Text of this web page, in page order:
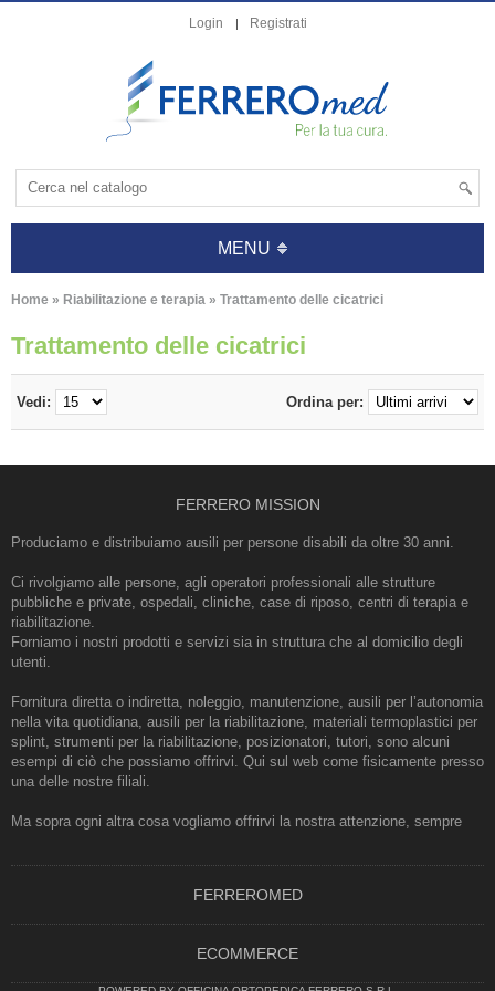
Login Registrati
MENU
Home » Riabilitazione e terapia » Trattamento delle cicatrici
Trattamento delle cicatrici
Vedi: Ordina per:
FERRERO MISSION
Produciamo e distribuiamo ausili per persone disabili da oltre 30 anni.
Ci rivolgiamo alle persone, agli operatori professionali alle strutture
pubbliche e private, ospedali, cliniche, case di riposo, centri di terapia e
riabilitazione.
Forniamo i nostri prodotti e servizi sia in struttura che al domicilio degli
utenti.
Fornitura diretta o indiretta, noleggio, manutenzione, ausili per l’autonomia
nella vita quotidiana, ausili per la riabilitazione, materiali termoplastici per
splint, strumenti per la riabilitazione, posizionatori, tutori, sono alcuni
esempi di ciò che possiamo offrirvi. Qui sul web come fisicamente presso
una delle nostre filiali.
Ma sopra ogni altra cosa vogliamo offrirvi la nostra attenzione, sempre
FERREROMED
ECOMMERCE